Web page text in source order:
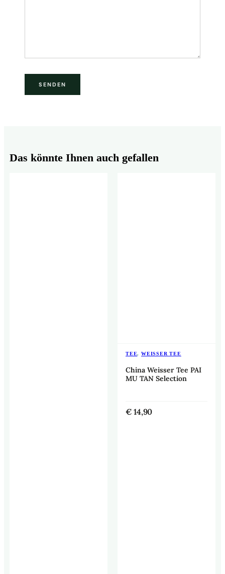
Das könnte Ihnen auch gefallen
TEE,WEISSER TEE
China Weisser Tee PAI
MU TAN Selection
€ 14,90